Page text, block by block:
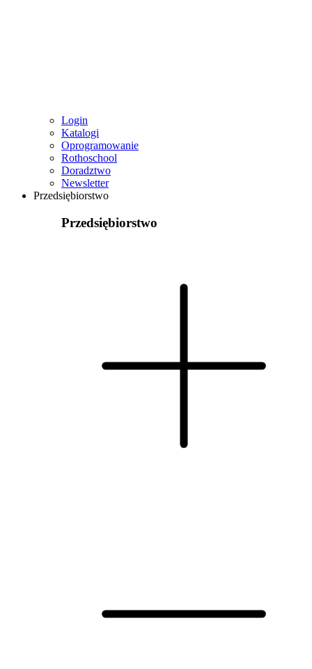
Login
Katalogi
Oprogramowanie
Rothoschool
Doradztwo
Newsletter
Przedsiębiorstwo
Przedsiębiorstwo